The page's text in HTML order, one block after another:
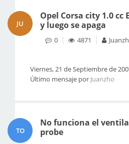
JU
Opel Corsa city 1.0
y luego se apaga
0 4871
Viernes, 21 de Septiembre de
Último mensaje por Juanzho
TO
No funciona el
probe